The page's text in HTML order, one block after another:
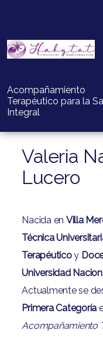
Acompañamiento
Terapéutico para la
Integral
Valeria
Lucero
Nacida en Villa
Técnica
Terapéuticoy
Universidad
Actualmente se
Primera Categoría
Acompañamiento